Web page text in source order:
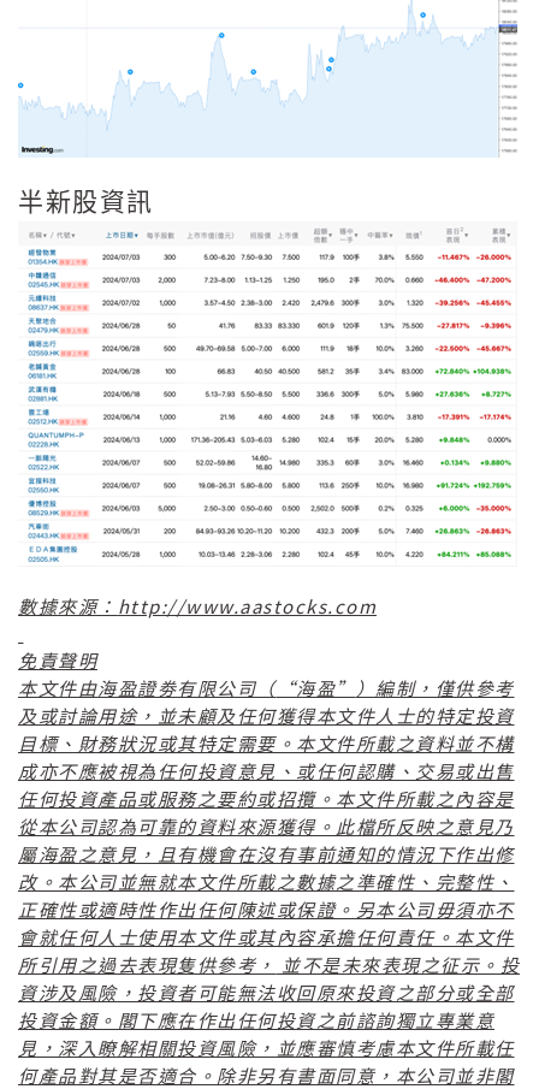
半新股資訊
數據來源： http://www.aastocks.com
免責聲明
本文件由海盈證劵有限公司（“海盈”
）編制，僅供參考
及或討論用途，並未顧及任何獲得本文件人士的特定投資
目標、財務狀況或其特定需要。本文件所載之資料並不構
成亦不應被視為任何投資意見、或任何認購、交易或出售
任何投資產品或服務之要約或招攬。本文件所載之內容是
從本公司認為可靠的資料來源獲得。此檔所反映之意見乃
屬海盈之意見，且有機會在沒有事前通知的情況下作出修
改。本公司並無就本文件所載之數據之準確性、完整性、
正確性或適時性作出任何陳述或保證。另本公司毋須亦不
會就任何人士使用本文件或其內容承擔任何責任。本文件
所引用之過去表現隻供參考，
並不是未來表現之征示。投
資涉及風險，投資者可能無法收回原來投資之部分或全部
投資金額。閣下應在作出任何投資之前諮詢獨立專業意
見，深入瞭解相關投資風險，並應審慎考慮本文件所載任
何產品對其是否適合。除非另有書面同意，本公司並非閣